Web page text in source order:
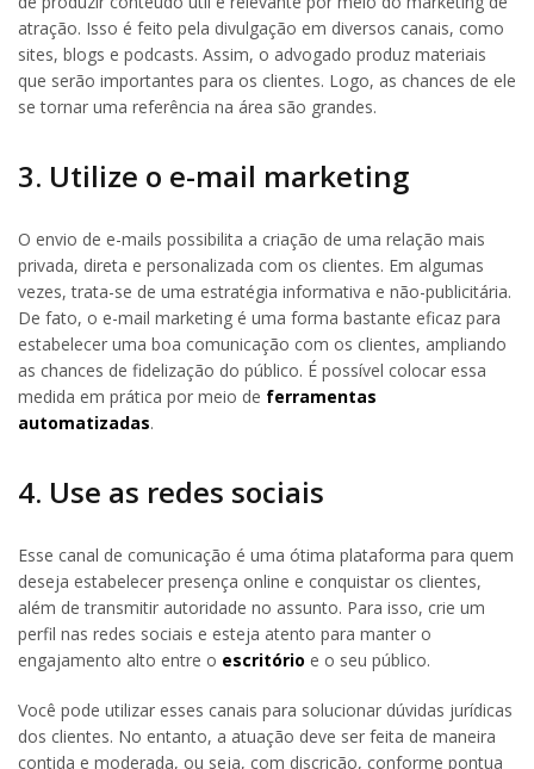
atração. Isso é feito pela divulgação em diversos canais, como
sites, blogs e podcasts. Assim, o advogado produz materiais
que serão importantes para os clientes. Logo, as chances de ele
se tornar uma referência na área são grandes.
3. Utilize o e-mail marketing
O envio de e-mails possibilita a criação de uma relação mais
privada, direta e personalizada com os clientes. Em algumas
vezes, trata-se de uma estratégia informativa e não-publicitária.
De fato, o e-mail marketing é uma forma bastante eficaz para
estabelecer uma boa comunicação com os clientes, ampliando
as chances de fidelização do público. É possível colocar essa
medida em prática por meio de ferramentas
automatizadas.
4. Use as redes sociais
Esse canal de comunicação é uma ótima plataforma para quem
deseja estabelecer presença online e conquistar os clientes,
além de transmitir autoridade no assunto. Para isso, crie um
perfil nas redes sociais e esteja atento para manter o
engajamento alto entre o escritório e o seu público.
Você pode utilizar esses canais para solucionar dúvidas jurídicas
dos clientes. No entanto, a atuação deve ser feita de maneira
contida e moderada, ou seja, com discrição, conforme pontua